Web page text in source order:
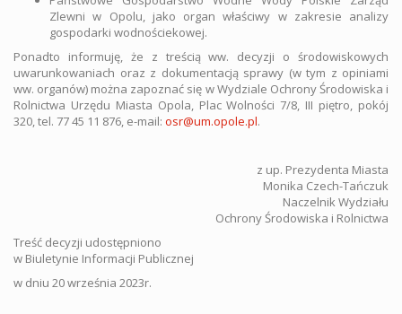
Zlewni w Opolu, jako organ właściwy w zakresie analizy
gospodarki wodnościekowej.
Ponadto informuję, że z treścią ww. decyzji o środowiskowych
uwarunkowaniach oraz z dokumentacją sprawy (w tym z opiniami
ww. organów) można zapoznać się w Wydziale Ochrony Środowiska i
Rolnictwa Urzędu Miasta Opola, Plac Wolności 7/8, III piętro, pokój
320, tel. 77 45 11 876, e-mail: osr@um.opole.pl.
z up. Prezydenta Miasta
Monika Czech-Tańczuk
Naczelnik Wydziału
Ochrony Środowiska i Rolnictwa
Treść decyzji udostępniono
w Biuletynie Informacji Publicznej
w dniu 20 września 2023r.